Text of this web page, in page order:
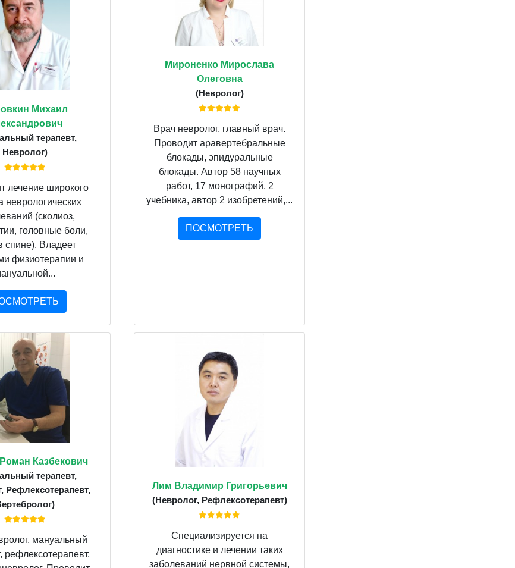
Михаил
терапевт,
Невролог)
лечение широкого
неврологических
(сколиоз,
головные боли,
спине). Владеет
физиотерапии и
Мироненко Мирослава
Олеговна
(Невролог)
Врач невролог, главный врач.
Проводит аравертебральные
блокады, эпидуральные
блокады. Автор 58 научных
работ, 17 монографий, 2
учебника, автор 2 изобретений,...
ПОСМОТРЕТЬ
Казбекович
терапевт,
Рефлексотерапевт,
мануальный
рефлексотерапевт,
Лим Владимир Григорьевич
(Невролог, Рефлексотерапевт)
Специализируется на
диагностике и лечении таких
заболеваний нервной системы,